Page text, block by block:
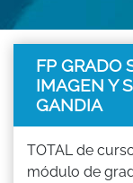
FP GRADO
IMAGEN Y
GANDIA
TOTAL de
módulo de